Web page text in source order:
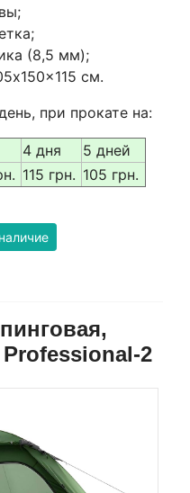
(8,5 мм);
см.
при прокате на:
4 дня
5 дней
115 грн. 105 грн.
Professional-2